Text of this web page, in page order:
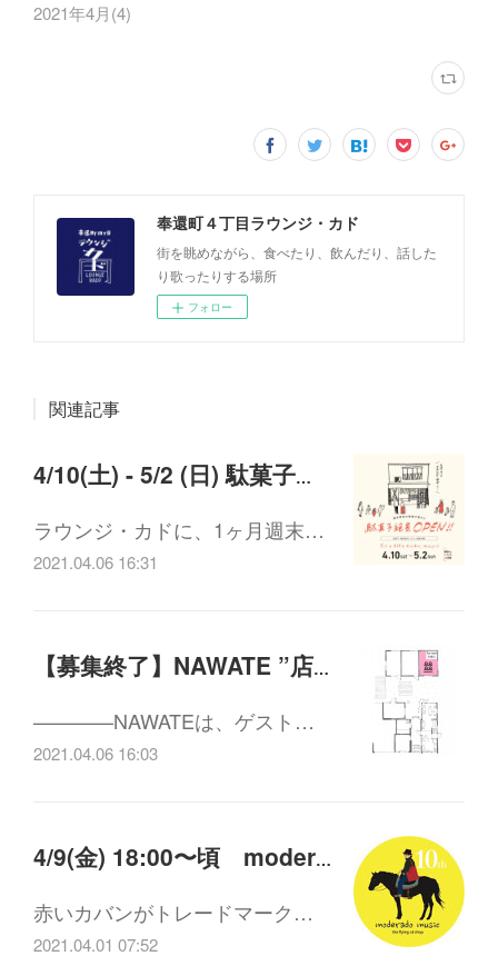
2021年4月(4)
奉還町４丁目ラウンジ・カド
街を眺めながら、食べたり、飲んだり、話した
り歌ったりする場所
フォロー
関連記事
4/10(土) - 5/2 (日) 駄菓子絶景OPEN !
ラウンジ・カドに、1ヶ月週末…
2021.04.06 16:31
【募集終了】NAWATE ”店舗ほ” 入居者募集中！(申込締切: 4月末)
————NAWATEは、ゲスト…
2021.04.06 16:03
4/9(金) 18:00〜頃 moderado musicの奉還町流し
赤いカバンがトレードマーク…
2021.04.01 07:52